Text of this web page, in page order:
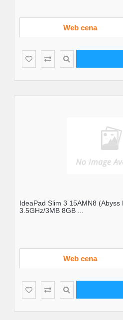
Web cena
IdeaPad Slim 3 15AMN8 (Abyss
3.5GHz/3MB 8GB ...
Web cena